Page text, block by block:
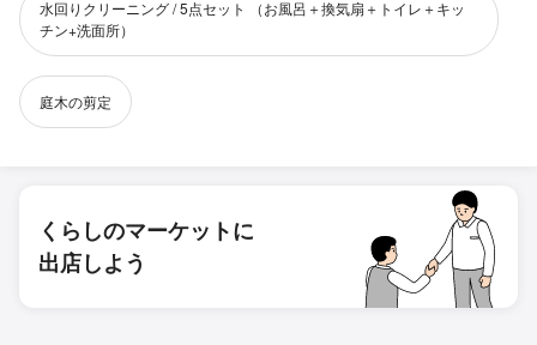
水回りクリーニング / 5点セット （お風呂＋換気扇＋トイレ＋キッ
チン+洗面所）
庭木の剪定
くらしのマーケットに
出店しよう